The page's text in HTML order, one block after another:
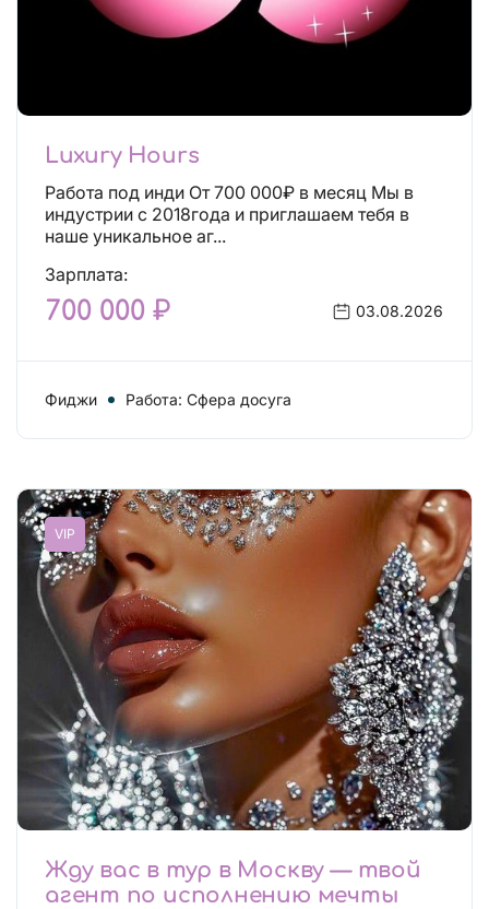
Luxury Hours
Работа под инди От 700 000₽ в месяц Мы в
индустрии с 2018года и приглашаем тебя в
наше уникальное аг...
Зарплата:
700 000 ₽ 03.08.2026
Фиджи Работа: Сфера досуга
VIP
Жду вас в тур в Москву — твой
агент по исполнению мечты